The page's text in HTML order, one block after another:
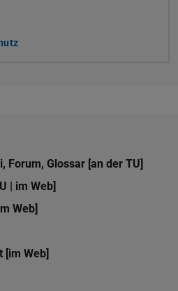
Forum, Glossar [an der TU]
| im Web]
Web]
[im Web]